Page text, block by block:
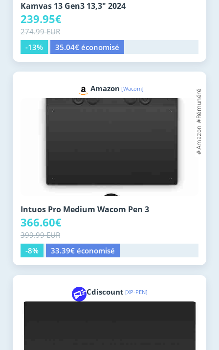
Kamvas 13 Gen3 13,3" 2024
239.95€
274.99 EUR
-13%
35.04€ économisé
Amazon [Wacom]
Intuos Pro Medium Wacom Pen 3
366.60€
399.99 EUR
-8%
33.39€ économisé
Cdiscount [XP-PEN]